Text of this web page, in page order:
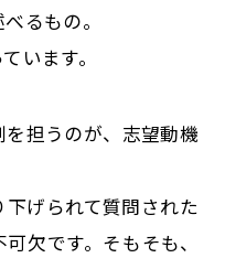
るもの。
います。
担うのが、志望動機
げられて質問された
欠です。そもそも、